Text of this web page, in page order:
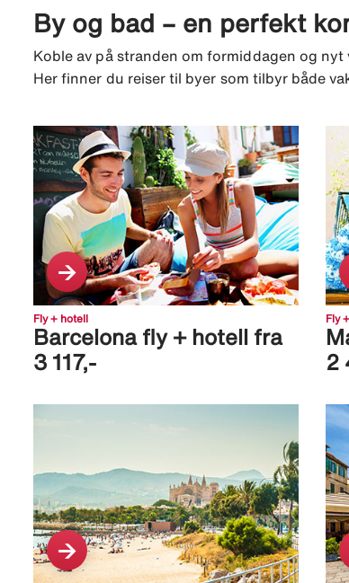
By og bad – en perfekt
Koble av på stranden om formiddagen og
Her finner du reiser til byer som tilbyr både
Fly + hotell
Barcelona fly + hotell fra
3 117,-
Fly
2